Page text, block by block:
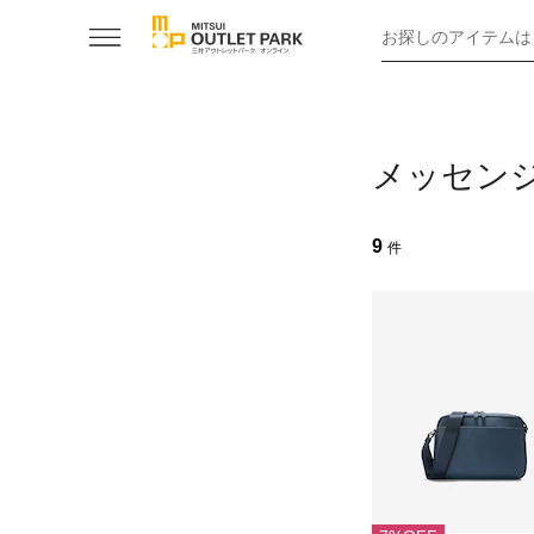
お探しのアイテム
メッセン
9 件